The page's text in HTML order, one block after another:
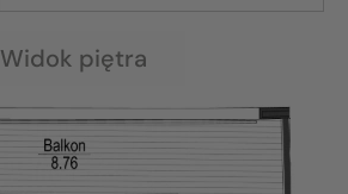
Widok piętra